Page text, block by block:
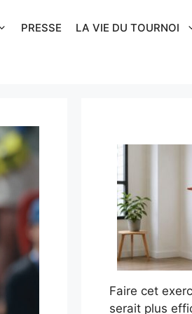
PRESSE LA VIE DU TOURNOI
Faire cet
serait plus